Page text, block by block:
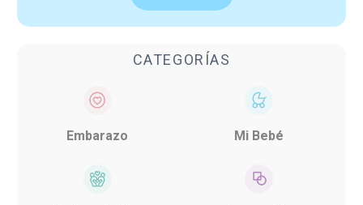
CATEGORÍAS
Embarazo Mi Bebé